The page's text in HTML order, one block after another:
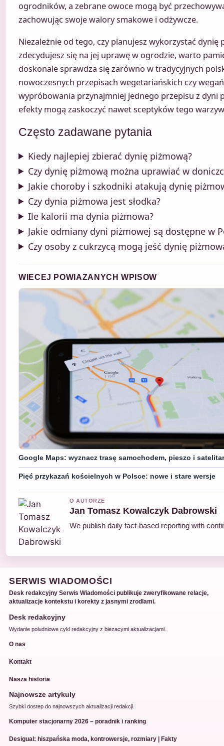
ogrodników, a zebrane owoce mogą być
zachowując swoje walory smakowe i odżywcze.
Niezależnie od tego, czy planujesz wykorzystać dynię
zdecydujesz się na jej uprawę w ogrodzie, warto
doskonale sprawdza się zarówno w tradycyjnych
nowoczesnych przepisach wegetariańskich czy
wypróbowania przynajmniej jednego przepisu z dyni
efekty mogą zaskoczyć nawet sceptyków tego
Często zadawane pytania
Kiedy najlepiej zbierać dynię piżmową?
Czy dynię piżmową można uprawiać w
Jakie choroby i szkodniki atakują dynię
Czy dynia piżmowa jest słodka?
Ile kalorii ma dynia piżmowa?
Jakie odmiany dyni piżmowej są dostępne w
Czy osoby z cukrzycą mogą jeść dynię
WIECEJ POWIAZANYCH WPISOW
Google Maps: wyznacz trasę samochodem, pieszo i
Pięć przykazań kościelnych w Polsce: nowe i stare wersje
O AUTORZE
Jan Tomasz Kowalczyk Dabrowski
We publish daily fact-based reporting with
SERWIS WIADOMOŚCI
Desk redakcyjny Serwis Wiadomości publikuje zweryfikowane relacje,
aktualizacje kontekstu i korekty z jasnymi zrodlami.
Desk redakcyjny
Wydanie poludniowe cykl redakcyjny z biezacymi aktualizacjami.
O nas
Kontakt
Nasza historia
Najnowsze artykuly
Szybki dostep do najnowszych aktualizacji redakcji.
Komputer stacjonarny 2026 – poradnik i ranking
Desigual: hiszpańska moda, kontrowersje, rozmiary | Fakty